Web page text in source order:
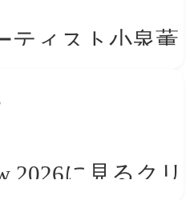
ティスト小泉薫
と「ノイズと
2026に見るクリ